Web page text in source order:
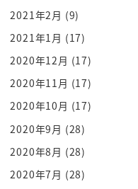
ませんか
日清戦争と日露戦争
日露戦争だって聞い
いうのは日本と中国が
ですね
王国があった中国が真
真という国は眠れる獅
けれどもやはり
産業革命を経験した
2021年2月 (9)
2021年1月 (17)
2020年12月 (17)
2020年11月 (17)
2020年10月 (17)
2020年9月 (28)
2020年8月 (28)
2020年7月 (28)